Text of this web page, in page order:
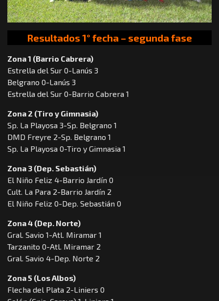
Resultados 1° fecha – segunda fase
Zona 1 (Barrio Cabrera)
Estrella del Sur 0-Lanús 3
Belgrano 0-Lanús 3
Estrella del Sur 0-Barrio Cabrera 1
Zona 2 (Tiro y Gimnasia)
Sp. La Playosa 3-Sp. Belgrano 1
DMD Freyre 2-Sp. Belgrano 1
Sp. La Playosa 0-Tiro y Gimnasia 1
Zona 3 (Dep. Sebastián)
El Niño Feliz 4-Barrio Jardín 0
Cult. La Para 2-Barrio Jardín 2
El Niño Feliz 0-Dep. Sebastián 0
Zona 4 (Dep. Norte)
Gral. Savio 1-Atl. Miramar 1
Tarzanito 0-Atl. Miramar 2
Gral. Savio 4-Dep. Norte 2
Zona 5 (Los Albos)
Flecha del Plata 2-Liniers 0